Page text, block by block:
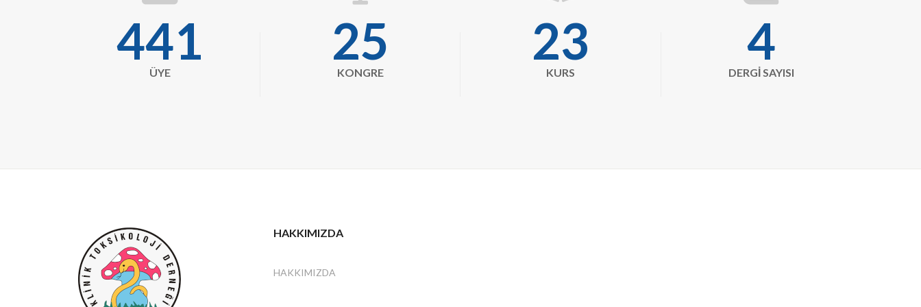
user
443
ÜYE
26
KONGRE
24
KURS
5
DERGİ SAYISI
HAKKIMIZDA
HAKKIMIZDA